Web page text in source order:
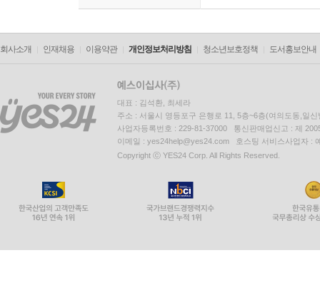
회사소개 인재채용 이용약관 개인정보처리방침 청소년보호정책 도서홍보안내
대표 : 김석환, 최세라
주소 : 서울시 영등포구 은행로 11, 5층~6층(여의도동,일신
사업자등록번호 : 229-81-37000 통신판매업신고 : 제
이메일 : yes24help@yes24.com 호스팅 서비스사업자 :
Copyright ⓒ YES24 Corp. All Rights Reserved.